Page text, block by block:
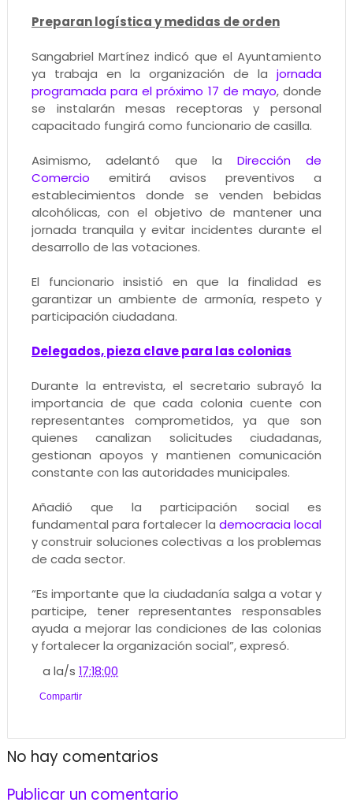
Preparan logística y medidas de orden
Sangabriel Martínez indicó que el Ayuntamiento
ya trabaja en la organización de lajornada
programada para el próximo 17 de mayo, donde
se instalarán mesas receptoras y personal
capacitado fungirá como funcionario de casilla.
Asimismo, adelantó que laDirección de
Comercio emitirá avisos preventivos a
establecimientos donde se venden bebidas
alcohólicas, con el objetivo de mantener una
jornada tranquila y evitar incidentes durante el
desarrollo de las votaciones.
El funcionario insistió en que la finalidad es
garantizar un ambiente de armonía, respeto y
participación ciudadana.
Delegados, pieza clave para las colonias
Durante la entrevista, el secretario subrayó la
importancia de que cada colonia cuente con
representantes comprometidos, ya que son
quienes canalizan solicitudes ciudadanas,
gestionan apoyos y mantienen comunicación
constante con las autoridades municipales.
Añadió que la participación social es
fundamental para fortalecer la democracia local
y construir soluciones colectivas a los problemas
de cada sector.
“Es importante que la ciudadanía salga a votar y
participe, tener representantes responsables
ayuda a mejorar las condiciones de las colonias
y fortalecer la organización social”, expresó.
a la/s17:18:00
Compartir
No hay comentarios
Publicar un comentario